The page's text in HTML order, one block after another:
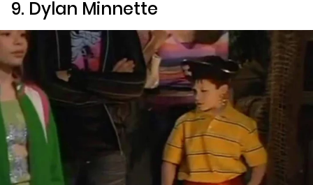
9. Dylan Minnette